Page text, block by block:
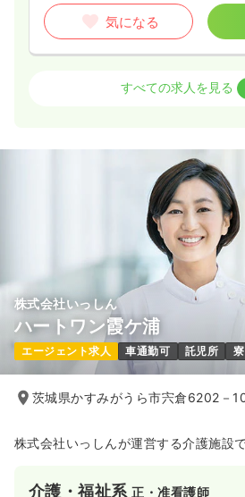
気になる
介護・福祉系正・准看護師
円
（休憩60分）
時給1,800円以上可
気になる
すべての求人を見る
株式会社いっしん
ハートワン霞ケ浦
エージェント求人 車通勤可 託児所 寮
茨城県かすみがうら市宍倉6202－
株式会社いっしんが運営する介護施設
介護・福祉系正・准看護師